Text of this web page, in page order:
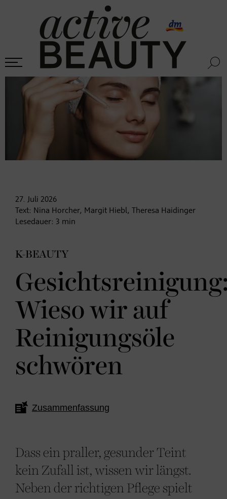
27. Juli 2026
Text: Nina Horcher, Margit Hiebl, Theresa Haidinger
Lesedauer: 3 min
K-BEAUTY
Wieso wir auf
Reinigungsöle
schwören
Zusammenfassung
Dass ein praller, gesunder Teint
kein Zufall ist, wissen wir längst.
Neben der richtigen Pflege spielt